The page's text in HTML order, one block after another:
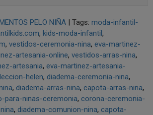
PELO NIÑA | Tags: moda-infantil-
kids-moda-infantil
vestidos-ceremonia-nina eva-martinez-
artesania-online vestidos-arras-nina
artesania eva-martinez-artesania-
helen diadema-ceremonia-nina
diadema-arras-nina capota-arras-nina
para-ninas-ceremonia corona-ceremonia-
diadema-comunion-nina capota-